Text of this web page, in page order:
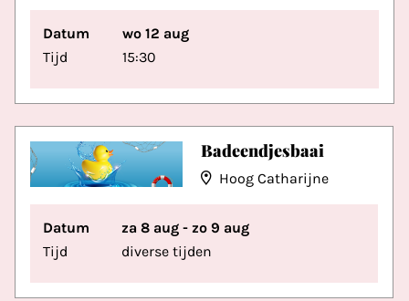
Datum
wo 12 aug
Tijd
15:30
Badeendjesbaai
Hoog Catharijne
Datum
za 8 aug - zo 9 aug
Tijd
diverse tijden